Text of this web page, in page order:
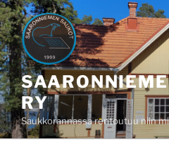
Siirry
sisältöön
RY
Saukkorannassa rentoutuu niin